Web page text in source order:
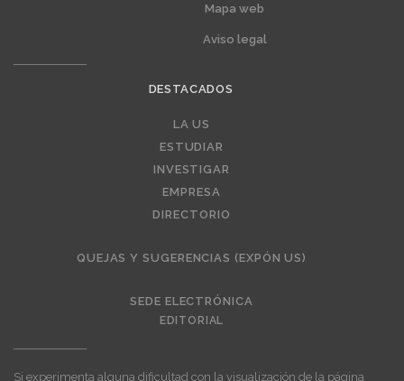
Mapa web
Aviso legal
DESTACADOS
LA US
ESTUDIAR
INVESTIGAR
EMPRESA
DIRECTORIO
QUEJAS Y SUGERENCIAS (EXPÓN US)
SEDE ELECTRÓNICA
EDITORIAL
Si experimenta alguna dificultad con la visualización de la página